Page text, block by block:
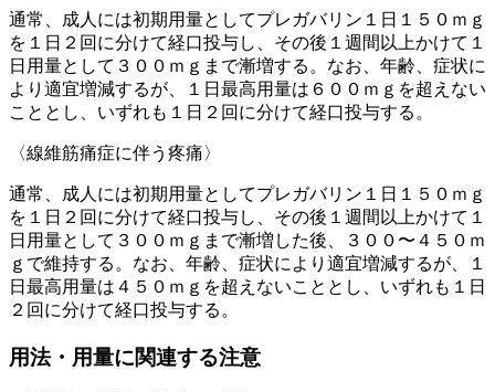
通常、成人には初期用量としてプレガバリン１日１５０ｍｇ
を１日２回に分けて経口投与し、その後１週間以上かけて１
日用量として３００ｍｇまで漸増する。なお、年齢、症状に
より適宜増減するが、１日最高用量は６００ｍｇを超えない
こととし、いずれも１日２回に分けて経口投与する。
〈線維筋痛症に伴う疼痛〉
通常、成人には初期用量としてプレガバリン１日１５０ｍｇ
を１日２回に分けて経口投与し、その後１週間以上かけて１
日用量として３００ｍｇまで漸増した後、３００〜４５０ｍ
ｇで維持する。なお、年齢、症状により適宜増減するが、１
日最高用量は４５０ｍｇを超えないこととし、いずれも１日
２回に分けて経口投与する。
用法・用量に関連する注意